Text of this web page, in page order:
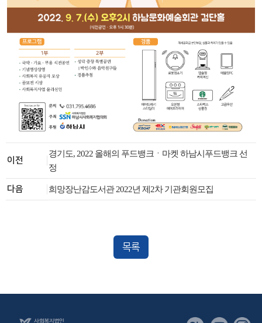
이전
경기도, 2022 올해의 푸드뱅크ㆍ마켓 하남시푸드뱅크 선
정
다음 희망장난감도서관 2022년 제2차 기관회원모집
목록